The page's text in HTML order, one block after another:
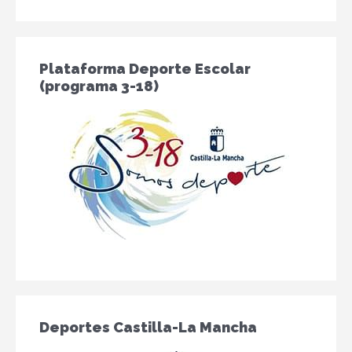
Plataforma Deporte Escolar
(programa 3-18)
Deportes Castilla-La Mancha